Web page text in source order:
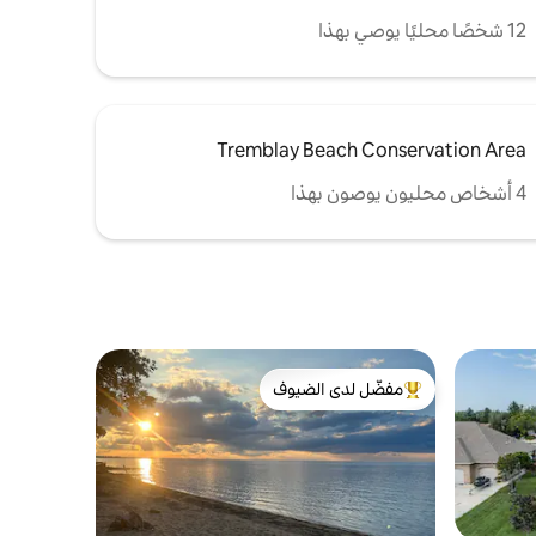
12 شخصًا محليًا يوصي بهذا
Tremblay Beach Conservation Area
4 أشخاص محليون يوصون بهذا
من أبرز البيوت المفضّلة لدى الضيوف
مفضّل لدى الضيوف